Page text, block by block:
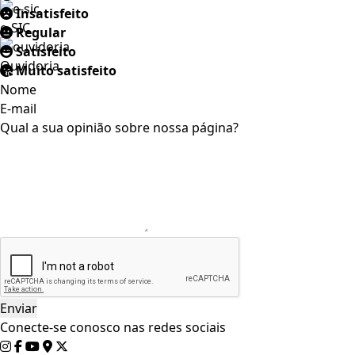
e-SIC
Ouvidoria
Insatisfeito
Regular
Satisfeito
Muito satisfeito
Nome
E-mail
Qual a sua opinião sobre nossa página?
Conecte-se conosco nas redes sociais